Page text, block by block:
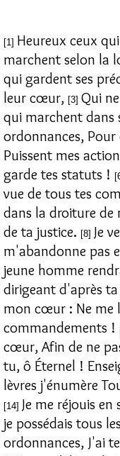
[1] Heureux ceux
marchent selon la
qui gardent ses
leur cœur, [3] Qui
qui marchent dans
ordonnances, Pour
Puissent mes
garde tes statuts !
vue de tous tes
dans la droiture
de ta justice. [8] Je
m'abandonne pas
jeune homme
dirigeant d'après
mon cœur : Ne me
commandements !
cœur, Afin de ne
tu, ô Éternel !
lèvres j'énumère
[14] Je me réjouis
je possédais tous
ordonnances, J'ai